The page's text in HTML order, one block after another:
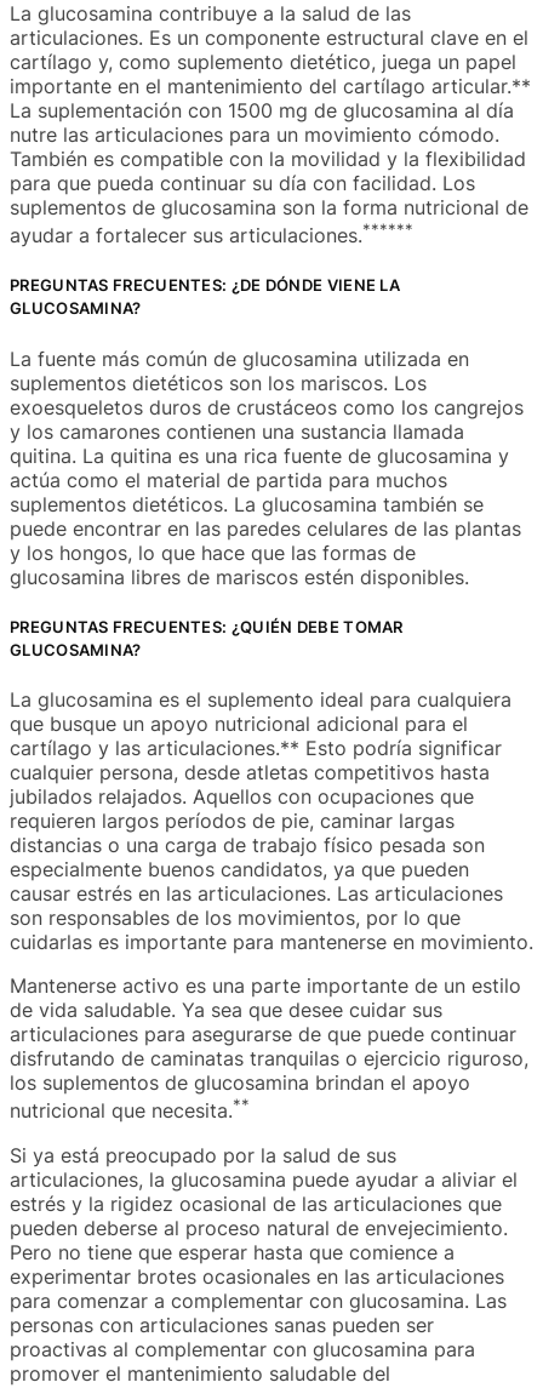
La glucosamina contribuye a la salud de las
articulaciones. Es un componente estructural clave en el
cartílago y, como suplemento dietético, juega un papel
importante en el mantenimiento del cartílago articular.**
La suplementación con 1500 mg de glucosamina al día
nutre las articulaciones para un movimiento cómodo.
También es compatible con la movilidad y la flexibilidad
para que pueda continuar su día con facilidad. Los
suplementos de glucosamina son la forma nutricional de
ayudar a fortalecer sus articulaciones.******
PREGUNTAS FRECUENTES: ¿DE DÓNDE VIENE LA
GLUCOSAMINA?
La fuente más común de glucosamina utilizada en
suplementos dietéticos son los mariscos. Los
exoesqueletos duros de crustáceos como los cangrejos
y los camarones contienen una sustancia llamada
quitina. La quitina es una rica fuente de glucosamina y
actúa como el material de partida para muchos
suplementos dietéticos. La glucosamina también se
puede encontrar en las paredes celulares de las plantas
y los hongos, lo que hace que las formas de
glucosamina libres de mariscos estén disponibles.
PREGUNTAS FRECUENTES: ¿QUIÉN DEBE TOMAR
GLUCOSAMINA?
La glucosamina es el suplemento ideal para cualquiera
que busque un apoyo nutricional adicional para el
cartílago y las articulaciones.** Esto podría significar
cualquier persona, desde atletas competitivos hasta
jubilados relajados. Aquellos con ocupaciones que
requieren largos períodos de pie, caminar largas
distancias o una carga de trabajo físico pesada son
especialmente buenos candidatos, ya que pueden
causar estrés en las articulaciones. Las articulaciones
son responsables de los movimientos, por lo que
cuidarlas es importante para mantenerse en movimiento.
Mantenerse activo es una parte importante de un estilo
de vida saludable. Ya sea que desee cuidar sus
articulaciones para asegurarse de que puede continuar
disfrutando de caminatas tranquilas o ejercicio riguroso,
los suplementos de glucosamina brindan el apoyo
nutricional que necesita.**
Si ya está preocupado por la salud de sus
articulaciones, la glucosamina puede ayudar a aliviar el
estrés y la rigidez ocasional de las articulaciones que
pueden deberse al proceso natural de envejecimiento.
Pero no tiene que esperar hasta que comience a
experimentar brotes ocasionales en las articulaciones
para comenzar a complementar con glucosamina. Las
personas con articulaciones sanas pueden ser
proactivas al complementar con glucosamina para
promover el mantenimiento saludable del